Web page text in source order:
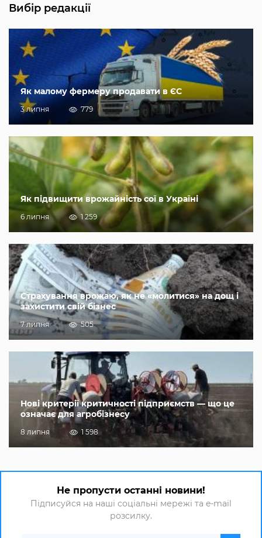
Вибір редакції
Як малому фермеру продавати в ЄС
3 липня 779
Як підвищити врожайність сої в Україні
6 липня 1 259
Страхування врожаю, як не «молитися» на дощ і
захистити свій бізнес
7 липня 505
Нові критерії критичності підприємств — що це
означає для агробізнесу
8 липня 1 598
Не пропусти останні новини!
Підписуйся на наші соціальні мережі та e-mail
розсилку.